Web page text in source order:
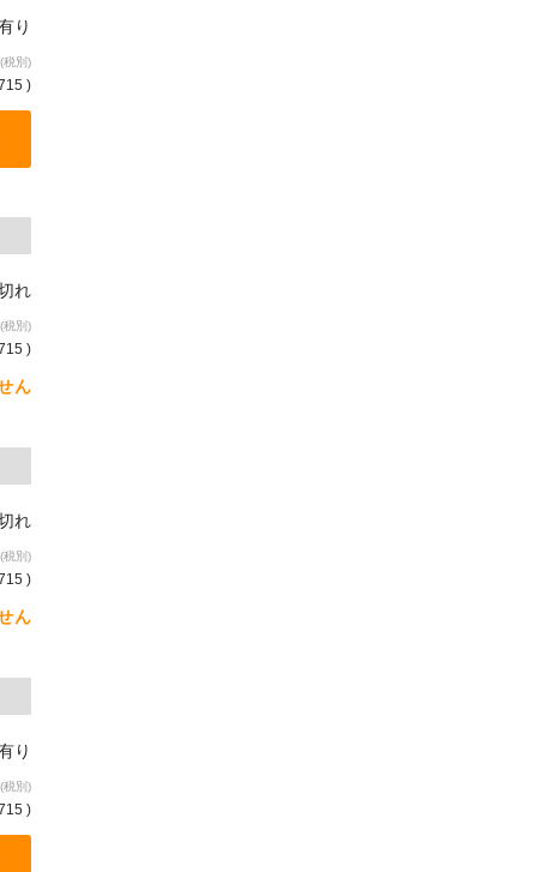
り
(税別)
)
れ
(税別)
)
ん
れ
(税別)
)
ん
り
(税別)
)